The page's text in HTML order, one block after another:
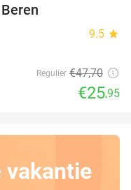
9.5 star
Regulier €47,70
€25,95
vakantie